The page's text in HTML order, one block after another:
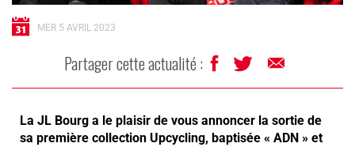
MER 5 AVRIL 2023
Partager cette actualité :
La JL Bourg a le plaisir de vous annoncer la sortie de
sa première collection Upcycling, baptisée « ADN » et